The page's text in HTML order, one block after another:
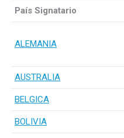
País Signatario
ALEMANIA
AUSTRALIA
BELGICA
BOLIVIA